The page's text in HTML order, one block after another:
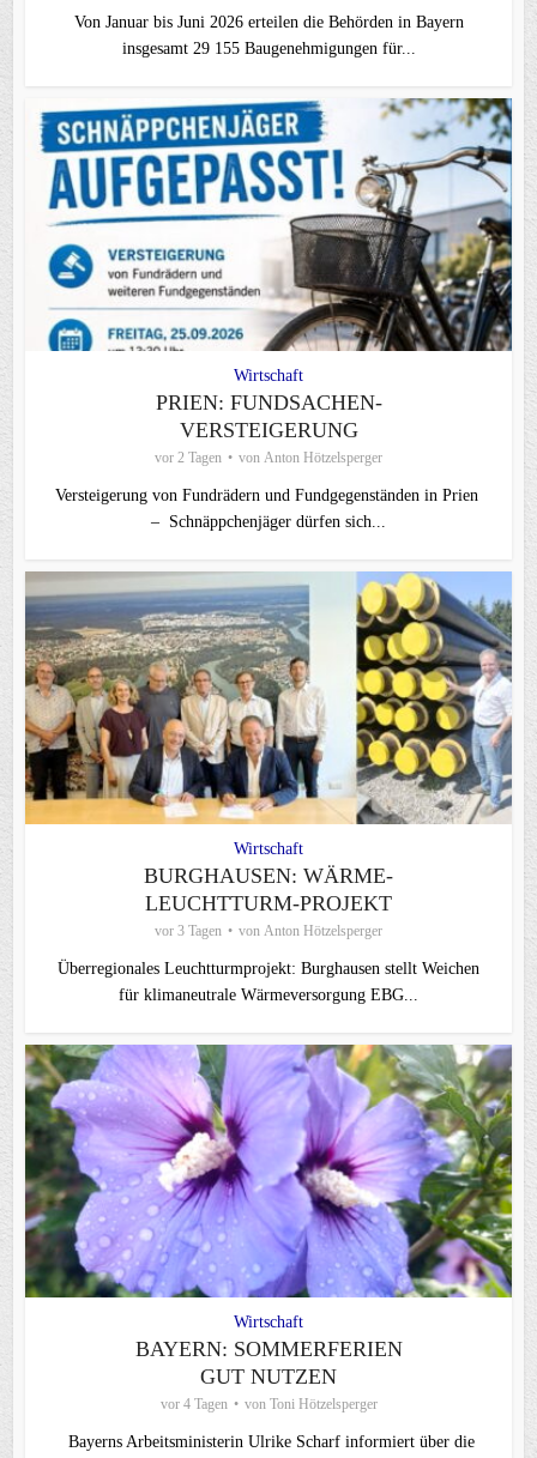
Von Januar bis Juni 2026 erteilen die Behörden in Bayern
insgesamt 29 155 Baugenehmigungen für...
Wirtschaft
PRIEN: FUNDSACHEN-
VERSTEIGERUNG
vor 2 Tagen von Anton Hötzelsperger
Versteigerung von Fundrädern und Fundgegenständen in Prien
– Schnäppchenjäger dürfen sich...
Wirtschaft
BURGHAUSEN: WÄRME-
LEUCHTTURM-PROJEKT
vor 3 Tagen von Anton Hötzelsperger
Überregionales Leuchtturmprojekt: Burghausen stellt Weichen
für klimaneutrale Wärmeversorgung EBG...
Wirtschaft
BAYERN: SOMMERFERIEN
GUT NUTZEN
vor 4 Tagen von Toni Hötzelsperger
Bayerns Arbeitsministerin Ulrike Scharf informiert über die